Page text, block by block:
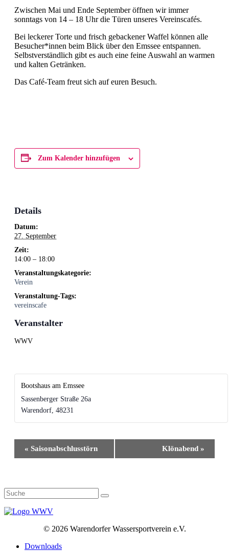
Zwischen Mai und Ende September öffnen wir immer
sonntags von 14 – 18 Uhr die Türen unseres Vereinscafés.
Bei leckerer Torte und frisch gebackener Waffel können alle
Besucher*innen beim Blick über den Emssee entspannen.
Selbstverständlich gibt es auch eine feine Auswahl an warmen
und kalten Getränken.
Das Café-Team freut sich auf euren Besuch.
Zum Kalender hinzufügen
Details
Datum:
27. September
Zeit:
14:00 – 18:00
Veranstaltungskategorie:
Verein
Veranstaltung-Tags:
vereinscafe
Veranstalter
WWV
Bootshaus am Emssee
Sassenberger Straße 26a
Warendorf, 48231
Veranstaltung-
Navigation
« Saison­­abschluss­­törn Klönabend »
© 2026 Warendorfer Wassersportverein e.V.
Downloads